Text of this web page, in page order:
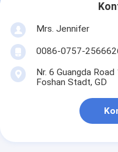
Mrs. Jennifer
0086-0757-
Nr. 6 Guangda
Foshan Stadt, GD